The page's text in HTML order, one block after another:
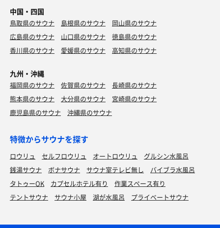
中国・四国
鳥取県のサウナ 島根県のサウナ
岡山県のサウナ
広島県のサウナ
山口県のサウナ
徳島県のサウナ
香川県のサウナ
愛媛県のサウナ 高知県のサウナ
九州・沖縄
福岡県のサウナ 佐賀県のサウナ
長崎県のサウナ
熊本県のサウナ
大分県のサウナ
宮崎県のサウナ
鹿児島県のサウナ
沖縄県のサウナ
特徴からサウナを探す
ロウリュ セルフロウリュ オートロウリュ
グルシン水風呂
銭湯サウナ
ボナサウナ サウナ室テレビ無し
バイブラ水風呂
タトゥーOK
カプセルホテル有り
作業スペース有り
テントサウナ
サウナ小屋 湖が水風呂 プライベートサウナ